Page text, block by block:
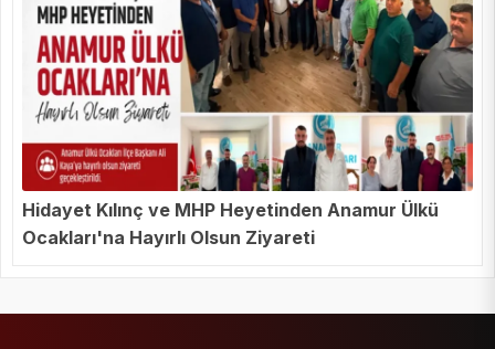
Hidayet Kılınç ve MHP Heyetinden Anamur Ülkü
Ocakları'na Hayırlı Olsun Ziyareti